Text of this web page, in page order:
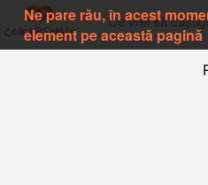
Ne pare rău, în acest
element pe această pagină